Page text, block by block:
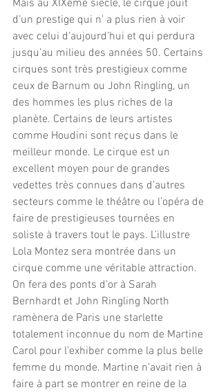
Mais au XIXème siècle, le cirque jouit
d’un prestige qui n’ a plus rien à voir
avec celui d’aujourd’hui et qui perdura
jusqu’au milieu des années 50. Certains
cirques sont très prestigieux comme
ceux de Barnum ou John Ringling, un
des hommes les plus riches de la
planète. Certains de leurs artistes
comme Houdini sont reçus dans le
meilleur monde. Le cirque est un
excellent moyen pour de grandes
vedettes très connues dans d’autres
secteurs comme le théâtre ou l’opéra de
faire de prestigieuses tournées en
soliste à travers tout le pays. L’illustre
Lola Montez sera montrée dans un
cirque comme une véritable attraction.
On fera des ponts d’or à Sarah
Bernhardt et John Ringling North
ramènera de Paris une starlette
totalement inconnue du nom de Martine
Carol pour l’exhiber comme la plus belle
femme du monde. Martine n’avait rien à
faire à part se montrer en reine de la